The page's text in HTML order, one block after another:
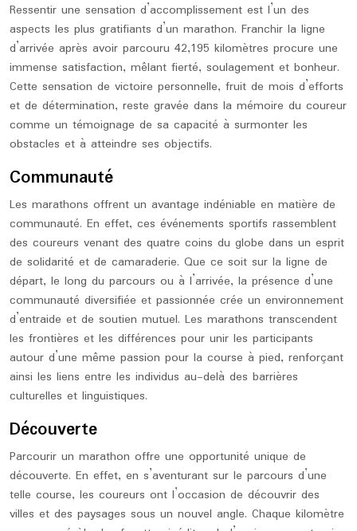
Ressentir une sensation d’accomplissement est l’un des
aspects les plus gratifiants d’un marathon. Franchir la ligne
d’arrivée après avoir parcouru 42,195 kilomètres procure une
immense satisfaction, mêlant fierté, soulagement et bonheur.
Cette sensation de victoire personnelle, fruit de mois d’efforts
et de détermination, reste gravée dans la mémoire du coureur
comme un témoignage de sa capacité à surmonter les
obstacles et à atteindre ses objectifs.
Communauté
Les marathons offrent un avantage indéniable en matière de
communauté. En effet, ces événements sportifs rassemblent
des coureurs venant des quatre coins du globe dans un esprit
de solidarité et de camaraderie. Que ce soit sur la ligne de
départ, le long du parcours ou à l’arrivée, la présence d’une
communauté diversifiée et passionnée crée un environnement
d’entraide et de soutien mutuel. Les marathons transcendent
les frontières et les différences pour unir les participants
autour d’une même passion pour la course à pied, renforçant
ainsi les liens entre les individus au-delà des barrières
culturelles et linguistiques.
Découverte
Parcourir un marathon offre une opportunité unique de
découverte. En effet, en s’aventurant sur le parcours d’une
telle course, les coureurs ont l’occasion de découvrir des
villes et des paysages sous un nouvel angle. Chaque kilomètre